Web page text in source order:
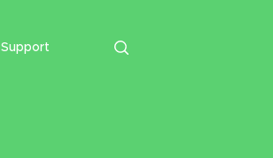
Support